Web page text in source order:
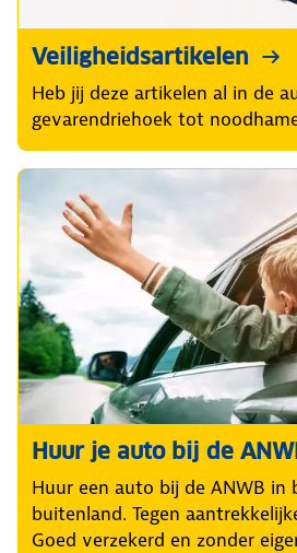
Veiligheidsartikelen
Heb jij deze artikelen al in de
gevarendriehoek tot
Huur je auto bij de
Huur een auto bij de ANWB in
buitenland. Tegen
Goed verzekerd en zonder